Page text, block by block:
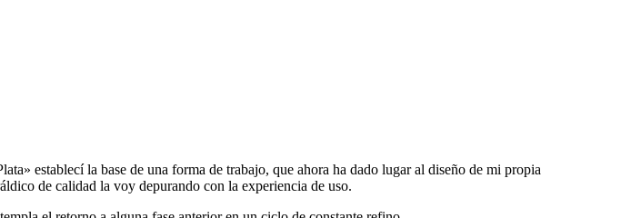
» establecí la base de una forma de trabajo, que ahora ha dado lugar al diseño de mi propia
de calidad la voy depurando con la experiencia de uso.